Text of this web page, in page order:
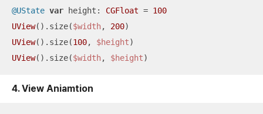
@UState var height: CGFloat = 100
UView().size($width, 200
UView().size(100, $height
UView().size($width, $height)
4. View Aniamtion